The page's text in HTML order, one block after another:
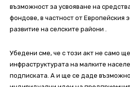
възможност за усвояване на
фондове, в частност от Европейския
развитие на селските райони .
Убедени сме, че с този акт не само
инфраструктурата на малките
подписката. А и ще се даде